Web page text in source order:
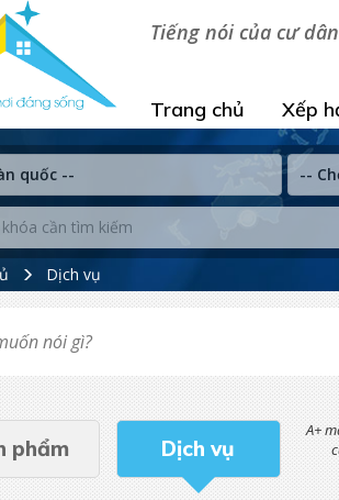
Tiếng nói của cư
Trang chủ Xếp
Dịch vụ
nói gì?
phẩm Dịch vụ
A+